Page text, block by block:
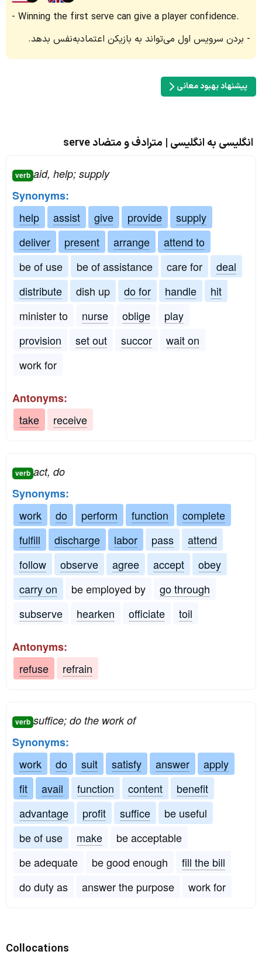
Winning the first serve can give a player confidence.
بردن سرویس اول می‌تواند به بازیکن اعتمادبه‌نفس بدهد.
پیشنهاد بهبود معانی
انگلیسی به انگلیسی | مترادف و متضاد serve
verb aid, help; supply
Synonyms:
help
assist give provide
supply
deliver
present arrange
attend to
be of use
be of assistance care for
deal
distribute
dish up do for handle
hit
minister to
nurse oblige
play
provision
set out succor
wait on
work for
Antonyms:
take
receive
verb act, do
Synonyms:
work
do perform function
complete
fulfill
discharge labor pass
attend
follow
observe agree accept
obey
carry on
be employed by
go through
subserve
hearken officiate toil
Antonyms:
refuse
refrain
verb suffice; do the work of
Synonyms:
work
do suit satisfy answer
apply
fit
avail function content
benefit
advantage
profit suffice
be useful
be of use
make
be acceptable
be adequate
be good enough
fill the bill
do duty as
answer the purpose work for
Collocations